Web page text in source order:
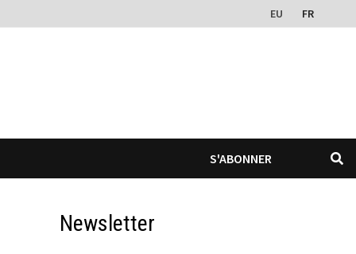
EU FR
S'ABONNER
Newsletter